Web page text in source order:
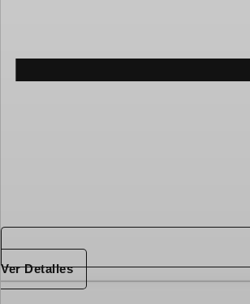
Ver Detalles